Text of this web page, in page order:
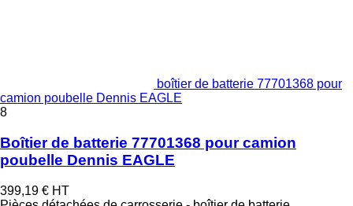
boîtier de batterie 77701368 pour
camion poubelle Dennis EAGLE
8
Boîtier de batterie 77701368 pour camion
poubelle Dennis EAGLE
399,19 € HT